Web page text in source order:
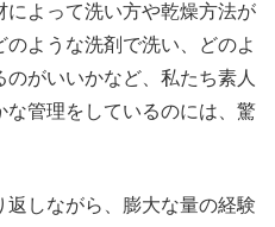
よって洗い方や乾燥方法が
ような洗剤で洗い、どのよ
がいいかなど、私たち素人
管理をしているのには、驚
しながら、膨大な量の経験